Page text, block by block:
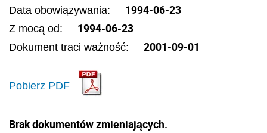
Data obowiązywania: 1994-06-23
Z mocą od: 1994-06-23
Dokument traci ważność: 2001-09-01
Pobierz PDF
Brak dokumentów zmieniających.